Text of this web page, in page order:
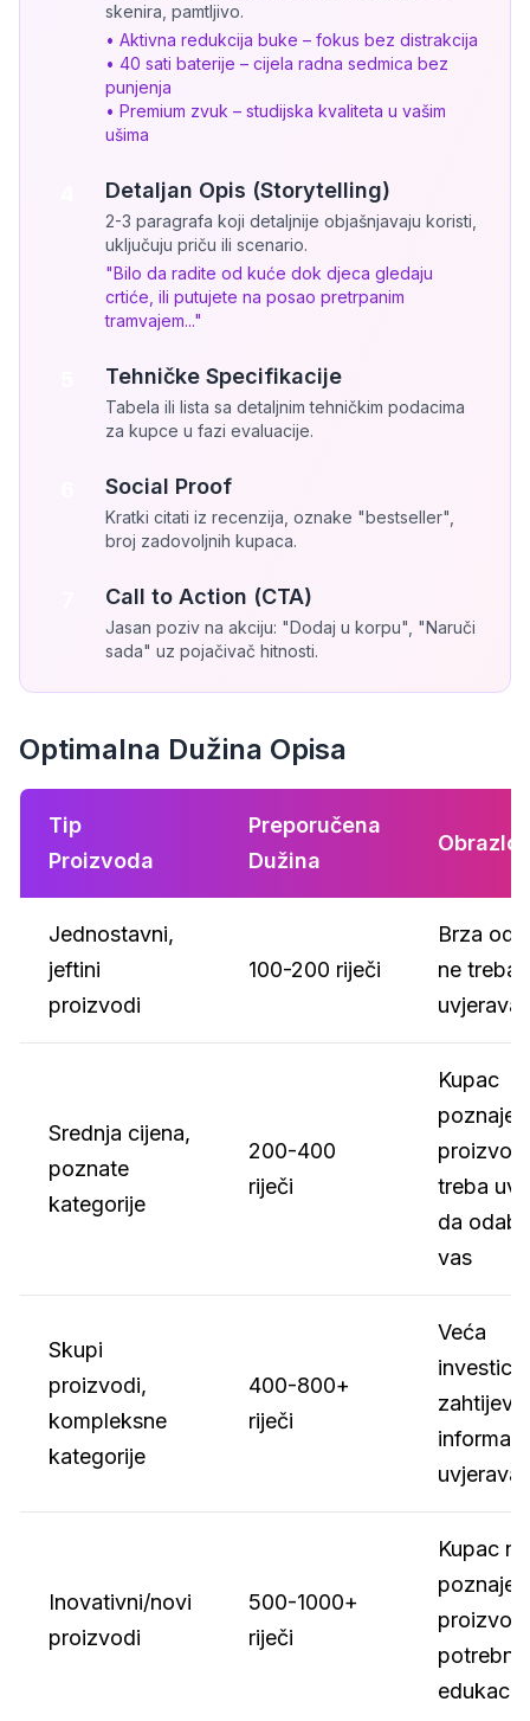
skenira, pamtljivo.
• Aktivna redukcija buke – fokus bez distrakcija
• 40 sati baterije – cijela radna sedmica bez
punjenja
• Premium zvuk – studijska kvaliteta u vašim
ušima
Detaljan Opis (Storytelling)
2-3 paragrafa koji detaljnije objašnjavaju koristi,
uključuju priču ili scenario.
"Bilo da radite od kuće dok djeca gledaju
crtiće, ili putujete na posao pretrpanim
tramvajem..."
Tehničke Specifikacije
Tabela ili lista sa detaljnim tehničkim podacima
za kupce u fazi evaluacije.
Social Proof
Kratki citati iz recenzija, oznake "bestseller",
broj zadovoljnih kupaca.
Call to Action (CTA)
Jasan poziv na akciju: "Dodaj u korpu", "Naruči
sada" uz pojačivač hitnosti.
Optimalna Dužina Opisa
Tip
Proizvoda
Preporučena
Dužina
Jednostavni,
jeftini
proizvodi
100-200 riječi
Brza
ne treba
Srednja cijena,
poznate
kategorije
200-400
riječi
Kupac
poznaje
proizvod,
treba
da
vas
Skupi
proizvodi,
kompleksne
kategorije
400-800+
riječi
Veća
Inovativni/novi
proizvodi
500-1000+
riječi
Kupac ne
poznaje
proizvod,
edukacija